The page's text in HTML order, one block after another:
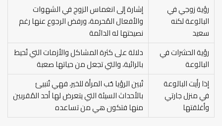
رؤية زوجي في
البالوعة لكنه
سعيد
إشارة إلى انغماس الزوج في الشهوات
والأفعال المُحرمة، ورفض الرجوع عنها رغم
نصيحتها له الدائمة
رؤية الحشرات في
البالوعة
دلالة على كثرة المشاكل والأزمات التي تُحيط
بالرائية، والتي تجعل من حياتها صعبة
إذا رأيت البالوعة
في منزل جارتي
وأغلقتها
تُبين الرؤيا حُب المرأة للخير، فهي تُنبيئ
بالأحداث السيئة التي يتعرض لها أحد المُقربين
منها فتكون هي من تساعده